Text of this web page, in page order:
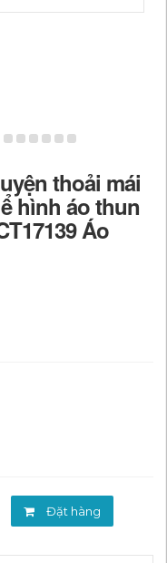
thoải mái
hình áo thun
Áo
Đặt hàng